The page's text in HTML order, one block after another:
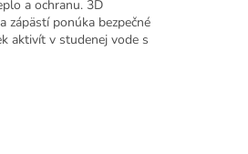
a ochranu. 3D
zápästí ponúka bezpečné
aktivít v studenej vode s